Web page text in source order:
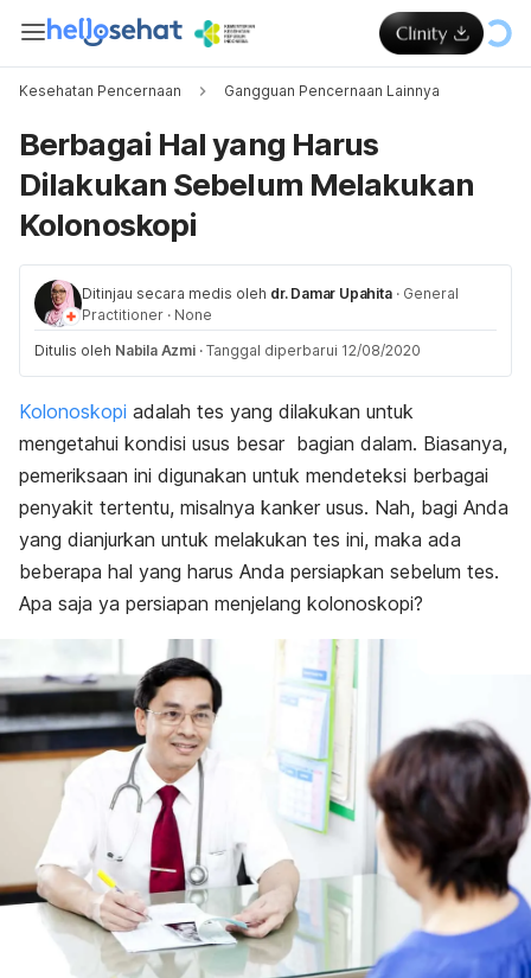
Kesehatan Pencernaan Gangguan Pencernaan Lainnya
Berbagai Hal yang Harus
Dilakukan Sebelum Melakukan
Kolonoskopi
Ditinjau secara medis oleh dr. Damar Upahita · General
Practitioner · None
Ditulis oleh Nabila Azmi · Tanggal diperbarui 12/08/2020
Kolonoskopi adalah tes yang dilakukan untuk
mengetahui kondisi usus besar bagian dalam. Biasanya,
pemeriksaan ini digunakan untuk mendeteksi berbagai
penyakit tertentu, misalnya kanker usus. Nah, bagi Anda
yang dianjurkan untuk melakukan tes ini, maka ada
beberapa hal yang harus Anda persiapkan sebelum tes.
Apa saja ya persiapan menjelang kolonoskopi?